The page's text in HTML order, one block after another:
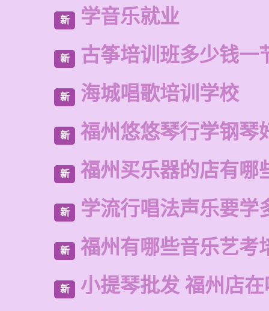
新 学音乐就业
新 古筝培训班多少钱一
新 海城唱歌培训学校
新 福州悠悠琴行学钢琴
新 福州买乐器的店有哪
新 学流行唱法声乐要学
新 福州有哪些音乐艺考
新 小提琴批发 福州店